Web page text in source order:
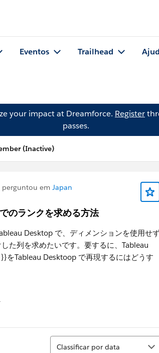
Eventos Trailhead
your impact at Dreamforce. Register
passes.
(Inactive)
perguntou em Japan
のランクを求める方法
Desktop で、ディメンションを使用せ
た列を求めたいです。要するに、Tableau
をTableau Desktoop で再現するにはどうす
Classificar
Classificar por data